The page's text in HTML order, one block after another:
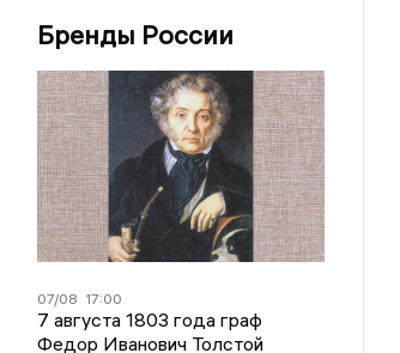
Бренды России
07/08 17:00
7 августа 1803 года граф
Федор Иванович Толстой